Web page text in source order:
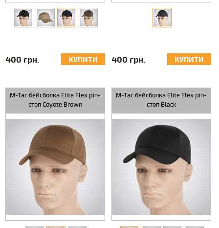
400 грн. КУПИТИ 400 грн. КУПИТИ
M-Tac бейсболка Elite Flex ріп-
стоп Coyote Brown
M-Tac бейсболка Elite Flex ріп-
стоп Black